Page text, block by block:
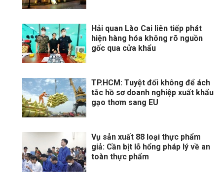
Hải quan Lào Cai liên tiếp phát
hiện hàng hóa không rõ nguồn
gốc qua cửa khẩu
TP.HCM: Tuyệt đối không để ách
tắc hồ sơ doanh nghiệp xuất khẩu
gạo thơm sang EU
Vụ sản xuất 88 loại thực phẩm
giả: Cần bịt lỗ hổng pháp lý về an
toàn thực phẩm